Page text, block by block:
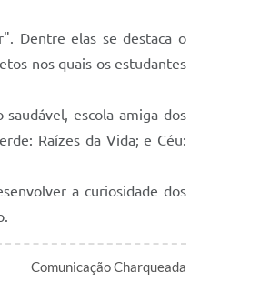
Dentre elas se destaca o
nos quais os estudantes
escola amiga dos
Raízes da Vida; e Céu:
a curiosidade dos
Comunicação Charqueada